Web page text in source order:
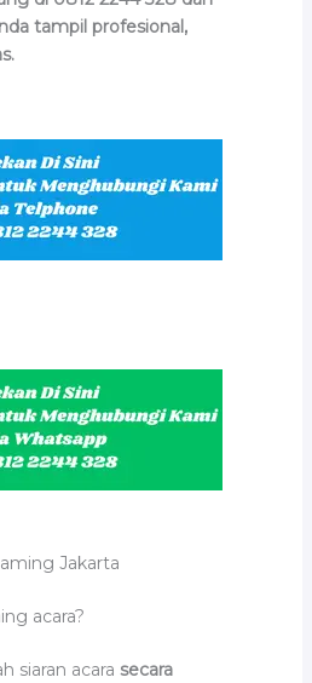
tampil profesional,
Jakarta
acara?
siaran acara secara